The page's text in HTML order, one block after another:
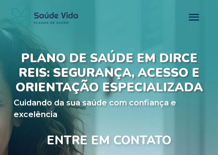
PLANO DE SAÚDE EM DIRCE
REIS: SEGURANÇA, ACESSO E
ORIENTAÇÃO ESPECIALIZADA
Cuidando da sua saúde com confiança e
excelência
ENTRE EM CONTATO